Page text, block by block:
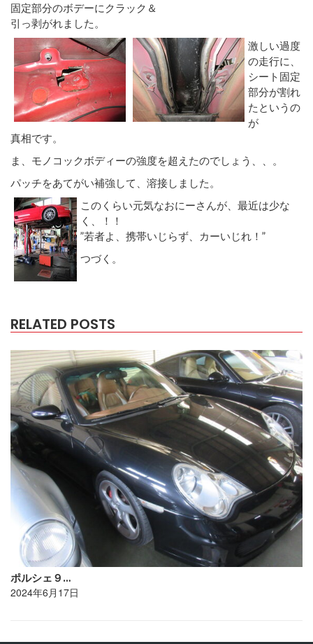
固定部分のボデーにクラック＆
引っ剥がれました。
激しい過度
の走行に、
シート固定
部分が割れ
たというの
が
真相です。
ま、モノコックボディーの強度を超えたのでしょう、、。
パッチをあてがい補強して、溶接しました。
このくらい元気なおにーさんが、最近は少な
く、！！
”若者よ、携帯いじらず、カーいじれ！”
つづく。
RELATED POSTS
ポルシェ９…
2024年6月17日